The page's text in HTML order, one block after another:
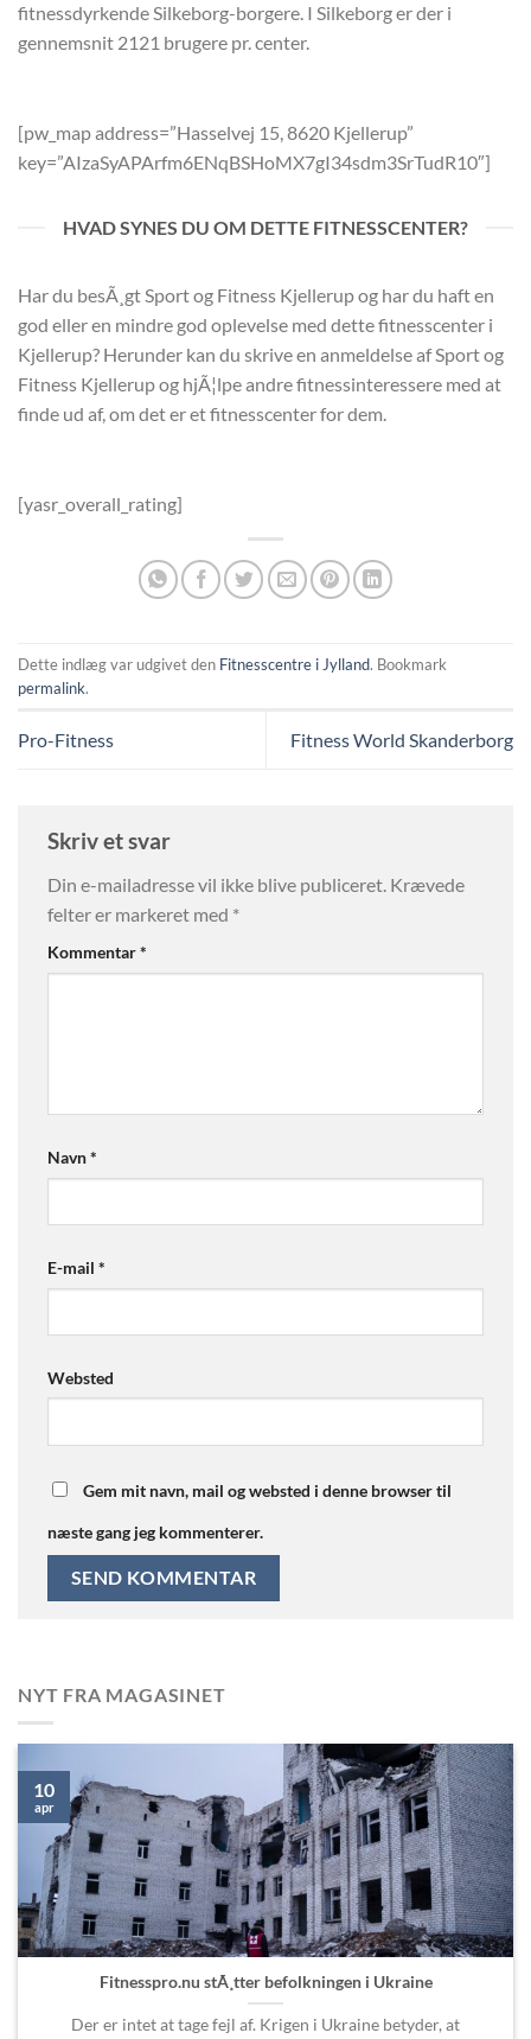
fitnessdyrkende Silkeborg-borgere. I Silkeborg er der i
gennemsnit 2121 brugere pr. center.
[pw_map address=”Hasselvej 15, 8620 Kjellerup”
key=”AIzaSyAPArfm6ENqBSHoMX7gI34sdm3SrTudR10″]
HVAD SYNES DU OM DETTE FITNESSCENTER?
Har du besÃ¸gt Sport og Fitness Kjellerup og har du haft en
god eller en mindre god oplevelse med dette fitnesscenter i
Kjellerup? Herunder kan du skrive en anmeldelse af Sport og
Fitness Kjellerup og hjÃ¦lpe andre fitnessinteressere med at
finde ud af, om det er et fitnesscenter for dem.
[yasr_overall_rating]
Dette indlæg var udgivet den Fitnesscentre i Jylland. Bookmark
permalink.
Pro-Fitness Fitness World Skanderborg
Skriv et svar
Din e-mailadresse vil ikke blive publiceret. Krævede
felter er markeret med *
Kommentar*
Navn*
E-mail *
Websted
Gem mit navn, mail og websted i denne browser til
næste gang jeg kommenterer.
NYT FRA MAGASINET
Fitnesspro.nu stÃ¸tter befolkningen i Ukraine
Der er intet at tage fejl af. Krigen i Ukraine betyder, at
10
apr